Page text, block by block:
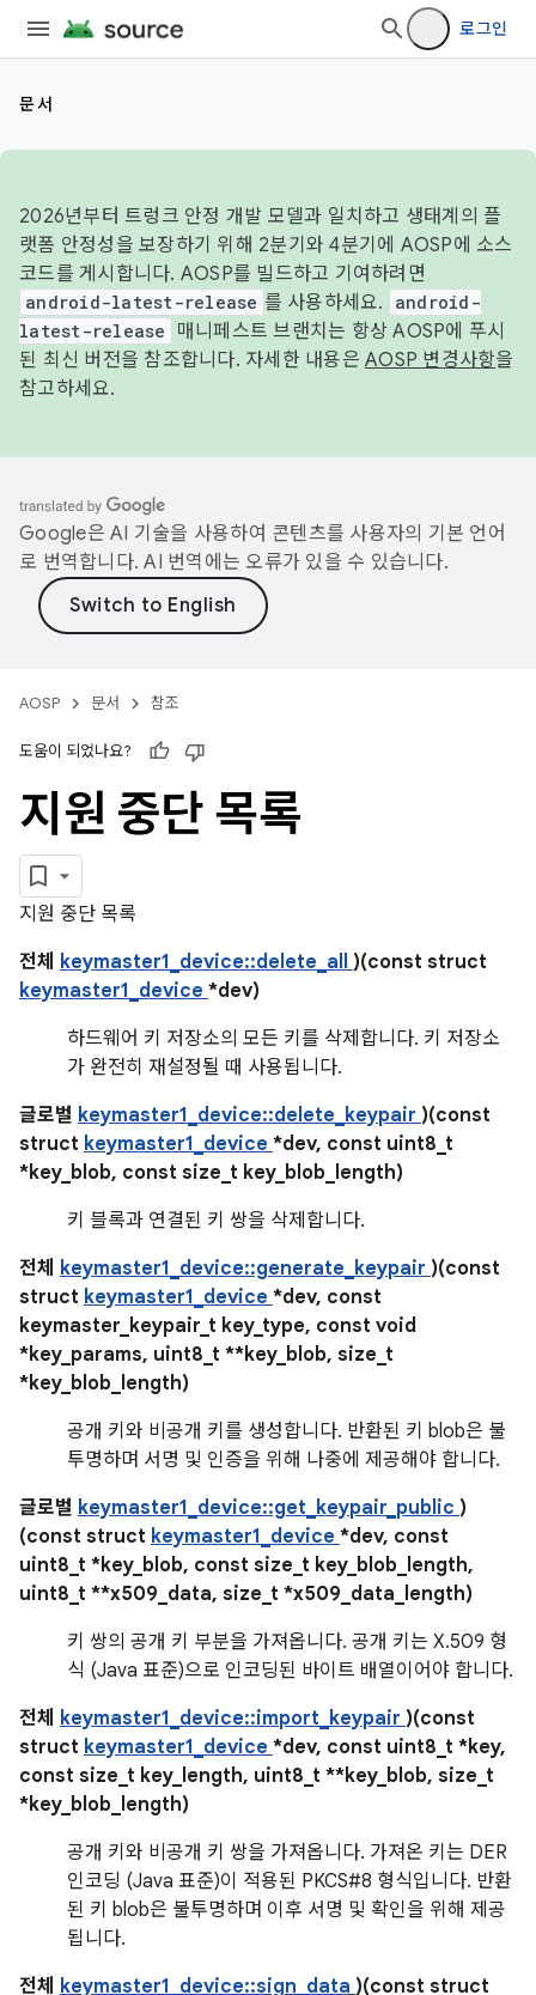
로그인
문서
2026년부터 트렁크 안정 개발 모델과 일치하고 생태계의 플
랫폼 안정성을 보장하기 위해 2분기와 4분기에 AOSP에 소스
코드를 게시합니다. AOSP를 빌드하고 기여하려면
android-latest-release 를 사용하세요.
android-
latest-release
매니페스트 브랜치는 항상 AOSP에 푸시
된 최신 버전을 참조합니다. 자세한 내용은 AOSP 변경사항을
참고하세요.
Google은 AI 기술을 사용하여 콘텐츠를 사용자의 기본 언어
로 번역합니다. AI 번역에는 오류가 있을 수 있습니다.
AOSP 문서 참조
도움이 되었나요?
지원 중단 목록
지원 중단 목록
전체 keymaster1_device::delete_all )(const struct
keymaster1_device *dev)
하드웨어 키 저장소의 모든 키를 삭제합니다. 키 저장소
가 완전히 재설정될 때 사용됩니다.
글로벌 keymaster1_device::delete_keypair )(const
struct keymaster1_device *dev, const uint8_t
*key_blob, const size_t key_blob_length)
키 블록과 연결된 키 쌍을 삭제합니다.
전체 keymaster1_device::generate_keypair )(const
struct keymaster1_device *dev, const
keymaster_keypair_t key_type, const void
*key_params, uint8_t **key_blob, size_t
*key_blob_length)
공개 키와 비공개 키를 생성합니다. 반환된 키 blob은 불
투명하며 서명 및 인증을 위해 나중에 제공해야 합니다.
글로벌 keymaster1_device::get_keypair_public )
(const struct keymaster1_device *dev, const
uint8_t *key_blob, const size_t key_blob_length,
uint8_t **x509_data, size_t *x509_data_length)
키 쌍의 공개 키 부분을 가져옵니다. 공개 키는 X.509 형
식 (Java 표준)으로 인코딩된 바이트 배열이어야 합니다.
전체 keymaster1_device::import_keypair )(const
struct keymaster1_device *dev, const uint8_t *key,
const size_t key_length, uint8_t **key_blob, size_t
*key_blob_length)
공개 키와 비공개 키 쌍을 가져옵니다. 가져온 키는 DER
인코딩 (Java 표준)이 적용된 PKCS#8 형식입니다. 반환
된 키 blob은 불투명하며 이후 서명 및 확인을 위해 제공
됩니다.
전체 keymaster1_device::sign_data )(const struct